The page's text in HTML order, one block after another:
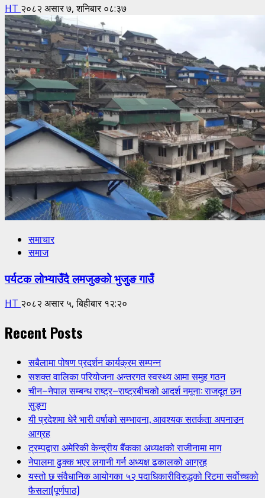
HT २०८२ असार ७, शनिबार ०८:३७
समाचार
समाज
पर्यटक लोभ्याउँदै लमजुङको भुजुुङ गाउँ
HT २०८२ असार ५, बिहीबार १२:२०
Recent Posts
सबैलामा पोषण प्रदर्शन कार्यक्रम सम्पन्न
सशक्त वालिका परियोजना अन्तरगत स्वस्थ्य आमा समुह गठन
चीन–नेपाल सम्बन्ध राष्ट्र–राष्ट्रबीचको आदर्श नमूना: राजदूत छन
सुङ्ग
यी प्रदेशमा धेरै भारी वर्षाको सम्भावना, आवश्यक सतर्कता अपनाउन
आग्रह
ट्रम्पद्वारा अमेरिकी केन्द्रीय बैंकका अध्यक्षको राजीनामा माग
नेपालमा ढुक्क भएर लगानी गर्न अध्यक्ष ढकालको आग्रह
यस्तो छ संवैधानिक आयोगका ५२ पदाधिकारीविरुद्धको रिटमा सर्वोच्चको
फैसला(पूर्णपाठ)